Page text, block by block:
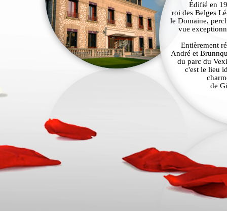
Édifié en
roi des Belges
le Domaine,
vue
Entièrement
André et
du parc du
c'est le lieu
de